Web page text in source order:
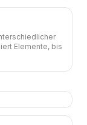
Elemente, bis